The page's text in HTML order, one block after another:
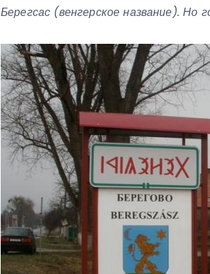
Берегсас (венгерское название). Но